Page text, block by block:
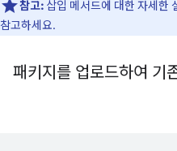
참고: 삽입 메서드에 대한 자세
참고하세요.
패키지를 업로드하여 기